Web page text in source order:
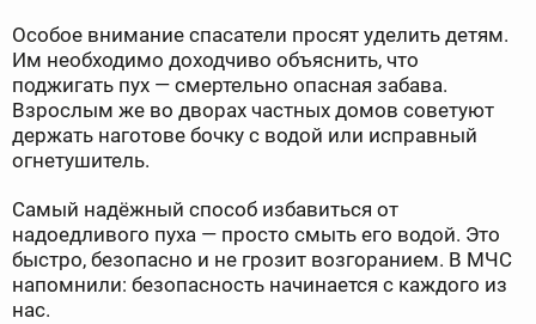
Особое внимание спасатели просят уделить детям.
Им необходимо доходчиво объяснить, что
поджигать пух — смертельно опасная забава.
Взрослым же во дворах частных домов советуют
держать наготове бочку с водой или исправный
огнетушитель.
Самый надёжный способ избавиться от
надоедливого пуха — просто смыть его водой. Это
быстро, безопасно и не грозит возгоранием. В МЧС
напомнили: безопасность начинается с каждого из
нас.